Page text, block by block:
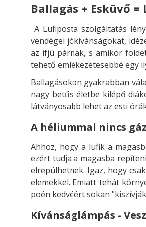
Ballagás + Esküvő =
A Lufiposta szolgáltatás
vendégei jókívánságokat,
az ifjú párnak, s amikor
tehető emlékezetesebbé egy
Ballagásokon gyakrabban
nagy betűs életbe kilépő
látványosabb lehet az esti
A héliummal nincs
Ahhoz, hogy a lufik a
ezért tudja a magasba
elrepülhetnek. Igaz, hogy
elemekkel. Emiatt tehát
poén kedvéért sokan
Kívánságlámpás -